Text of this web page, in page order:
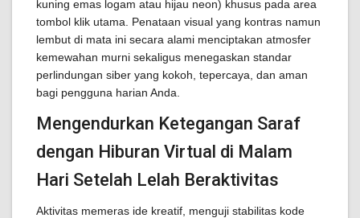
kuning emas logam atau hijau neon) khusus pada area
tombol klik utama. Penataan visual yang kontras namun
lembut di mata ini secara alami menciptakan atmosfer
kemewahan murni sekaligus menegaskan standar
perlindungan siber yang kokoh, tepercaya, dan aman
bagi pengguna harian Anda.
Mengendurkan Ketegangan Saraf
dengan Hiburan Virtual di Malam
Hari Setelah Lelah Beraktivitas
Aktivitas memeras ide kreatif, menguji stabilitas kode